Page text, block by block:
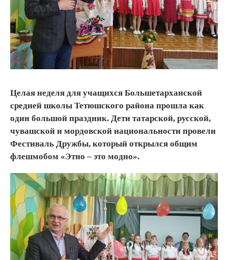
Целая неделя для учащихся Большетарханской
средней школы Тетюшского района прошла как
один большой праздник. Дети татарской, русской,
чувашской и мордовской национальности провели
Фестиваль Дружбы, который открылся общим
флешмобом «Этно – это модно».